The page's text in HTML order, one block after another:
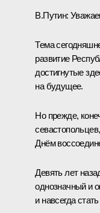
В.Путин:
Тема
развитие
достигнутые
на будущее.
Но прежде,
Днём
Девять лет
однозначный и
и навсегда